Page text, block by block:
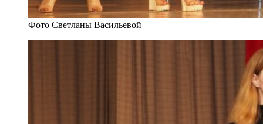
Фото Светланы Васильевой